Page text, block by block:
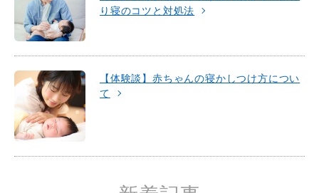
り寝のコツと対処法
【体験談】赤ちゃんの寝かしつけ方につい
て